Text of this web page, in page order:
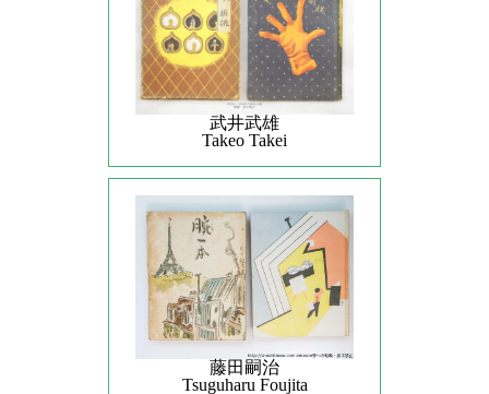
武井武雄
Takeo Takei
藤田嗣治
Tsuguharu Foujita